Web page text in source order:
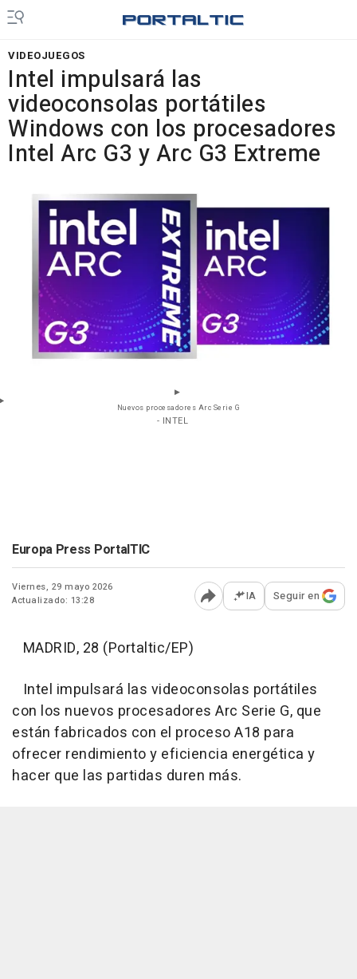
VIDEOJUEGOS
Intel impulsará las
videoconsolas portátiles
Windows con los procesadores
Intel Arc G3 y Arc G3 Extreme
Nuevos procesadores Arc Serie G
- INTEL
Europa Press PortalTIC
Viernes, 29 mayo 2026
Actualizado: 13:28
Abrir opciones para
IA Seguir en
MADRID, 28 (Portaltic/EP)
Intel impulsará las videoconsolas portátiles
con los nuevos procesadores Arc Serie G, que
están fabricados con el proceso A18 para
ofrecer rendimiento y eficiencia energética y
hacer que las partidas duren más.